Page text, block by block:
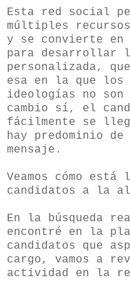
Esta red social
múltiples
y se convierte en
para desarrollar
personalizada,
esa en la que
ideologías no
cambio sí, el
fácilmente se
hay predominio
mensaje.
Veamos cómo
candidatos a la
En la búsqueda
encontré en la
candidatos que
cargo, vamos a
actividad en la